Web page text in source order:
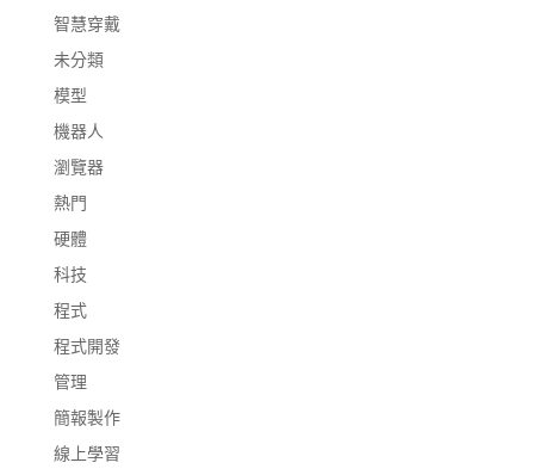
智慧穿戴
未分類
模型
機器人
瀏覽器
熱門
硬體
科技
程式
程式開發
管理
簡報製作
線上學習